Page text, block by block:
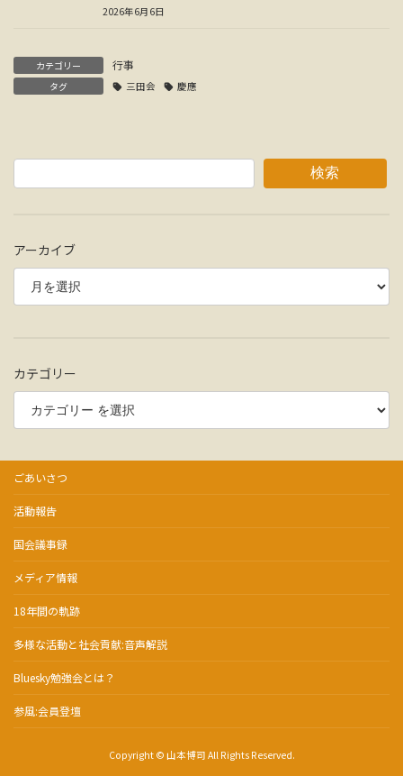
2026年6月6日
カテゴリー 行事
タグ 三田会 慶應
検索
アーカイブ
カテゴリー
ごあいさつ
活動報告
国会議事録
メディア情報
18年間の軌跡
多様な活動と社会貢献:音声解説
Bluesky勉強会とは？
参風:会員登壇
Copyright © 山本博司 All Rights Reserved.